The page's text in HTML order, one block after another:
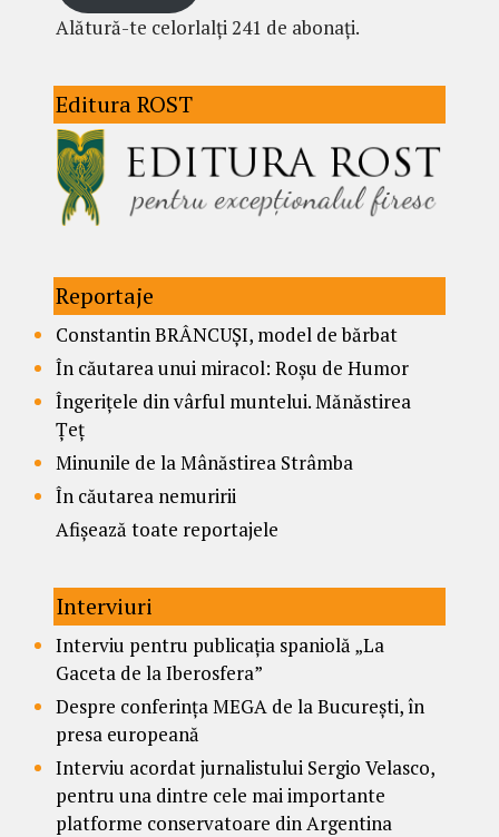
Alătură-te celorlalți 241 de abonați.
Editura ROST
Reportaje
Constantin BRÂNCUȘI, model de bărbat
În căutarea unui miracol: Roșu de Humor
Îngerițele din vârful muntelui. Mănăstirea
Țeț
Minunile de la Mânăstirea Strâmba
În căutarea nemuririi
Afișează toate reportajele
Interviuri
Interviu pentru publicația spaniolă „La
Gaceta de la Iberosfera”
Despre conferința MEGA de la București, în
presa europeană
Interviu acordat jurnalistului Sergio Velasco,
pentru una dintre cele mai importante
platforme conservatoare din Argentina